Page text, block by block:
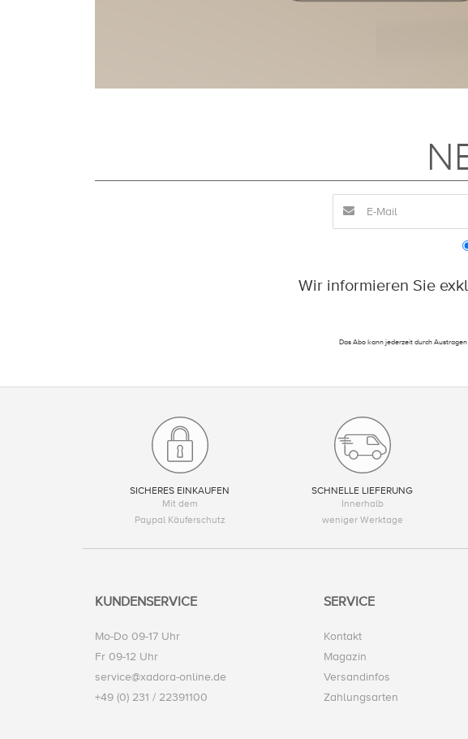
Wir informieren Sie
Das Abo kann jederzeit durch
SICHERES EINKAUFEN
Mit dem
Paypal Käuferschutz
SCHNELLE LIEFERUNG
Innerhalb
weniger Werktage
KUNDENSERVICE
Mo-Do 09-17 Uhr
Fr 09-12 Uhr
service@xadora-online.de
+49 (0) 231 / 22391100
SERVICE
Kontakt
Magazin
Versandinfos
Zahlungsarten